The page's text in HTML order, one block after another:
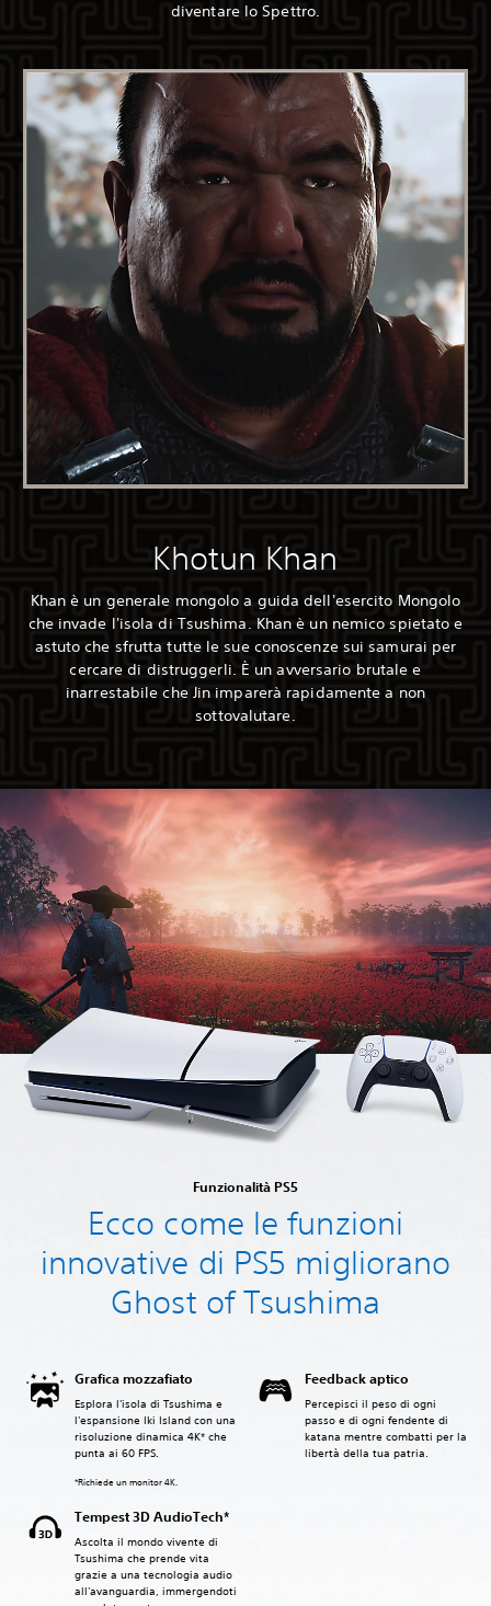
diventare lo Spettro.
Khotun Khan
Khan è un generale mongolo a guida dell'esercito Mongolo
che invade l'isola di Tsushima. Khan è un nemico spietato e
astuto che sfrutta tutte le sue conoscenze sui samurai per
cercare di distruggerli. È un avversario brutale e
inarrestabile che Jin imparerà rapidamente a non
sottovalutare.
Funzionalità PS5
Ecco come le funzioni
innovative di PS5 migliorano
Ghost of Tsushima
Grafica mozzafiato
Esplora l'isola di Tsushima e
l'espansione Iki Island con una
risoluzione dinamica 4K* che
punta ai 60 FPS.
‎*Richiede un monitor 4K.
Feedback aptico
Percepisci il peso di ogni
passo e di ogni fendente di
katana mentre combatti per la
libertà della tua patria.
Tempest 3D AudioTech*
Ascolta il mondo vivente di
Tsushima che prende vita
grazie a una tecnologia audio
all'avanguardia, immergendoti